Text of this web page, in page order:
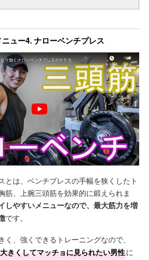
ュー4. ナローベンチプレス
とは、ベンチプレスの手幅を狭くしたト
筋、上腕三頭筋を効果的に鍛えられま
しやすいメニューなので、最大筋力を増
です。
く、強くできるトレーニングなので、
きくしてマッチョに見られたい男性に